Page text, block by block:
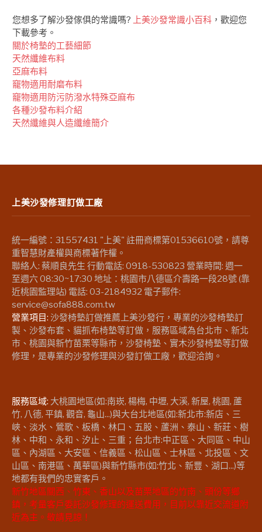
您想多了解沙發傢俱的常識嗎? 上美沙發常識小百科 ，歡迎您
下載參考。
關於椅墊的工藝細節
天然纖維布料
亞麻布料
竉物適用耐磨布料
竉物適用防污防潑水特殊亞麻布
各種沙發布料介紹
天然纖維與人造纖維簡介
上美沙發修理訂做工廠
統一編號：31557431 "上美" 註冊商標第01536610號，請尊
重智慧財產權與商標著作權。
聯絡人: 蔡順良先生 行動電話: 0918-530823 營業時間: 週一
至週六 08:30~17:30 地址：桃園市八德區介壽路一段28號 (靠
近桃園監理站) 電話: 03-2184932 電子郵件:
service@sofa888.com.tw
營業項目: 沙發椅墊訂做推薦上美沙發行，專業的沙發椅墊訂
製、沙發布套、貓抓布椅墊等訂做，服務區域為台北市、新北
市、桃園與新竹苗栗等縣市，沙發椅墊、實木沙發椅墊等訂做
修理，是專業的沙發修理與沙發訂做工廠，歡迎洽詢。
服務區域: 大桃園地區(如:南崁, 楊梅, 中壢, 大溪, 新屋, 桃園, 蘆
竹, 八德, 平鎮, 觀音, 龜山...)與大台北地區(如:新北市:新店、三
峽、淡水、鶯歌、板橋、林口、五股、蘆洲、泰山、新莊、樹
林、中和、永和、汐止、三重；台北市:中正區、大同區、中山
區、內湖區、大安區、信義區、松山區、士林區、北投區、文
山區、南港區、萬華區)與新竹縣市(如:竹北、新豐、湖口...)等
地都有我們的忠實客戶。
新竹地區關西、竹東、香山以及苗栗地區的竹南、頭份等鄉
鎮，考量客戶委託沙發修理的運送費用，目前以靠近交流道附
近為主。敬請見諒！